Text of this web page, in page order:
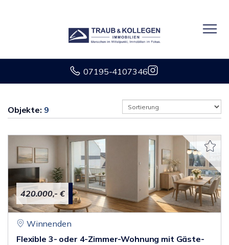
07195-4107346
Objekte: 9
420.000,- €
Winnenden
Flexible 3- oder 4-Zimmer-Wohnung mit Gäste-